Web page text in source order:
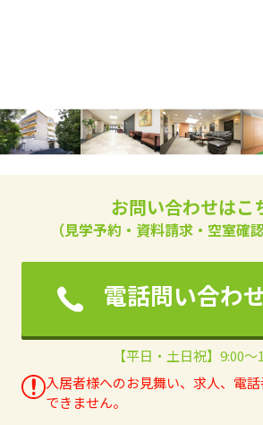
お問い合わせはこ
（見学予約・資料請求・空室確
電話問い合わ
【平日・土日祝】9:00～
入居者様へのお見舞い、求人、電
できません。